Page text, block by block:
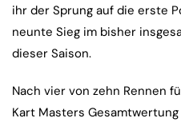
ihr der Sprung auf die erste
neunte Sieg im bisher
dieser Saison.
Nach vier von zehn Rennen
Kart Masters